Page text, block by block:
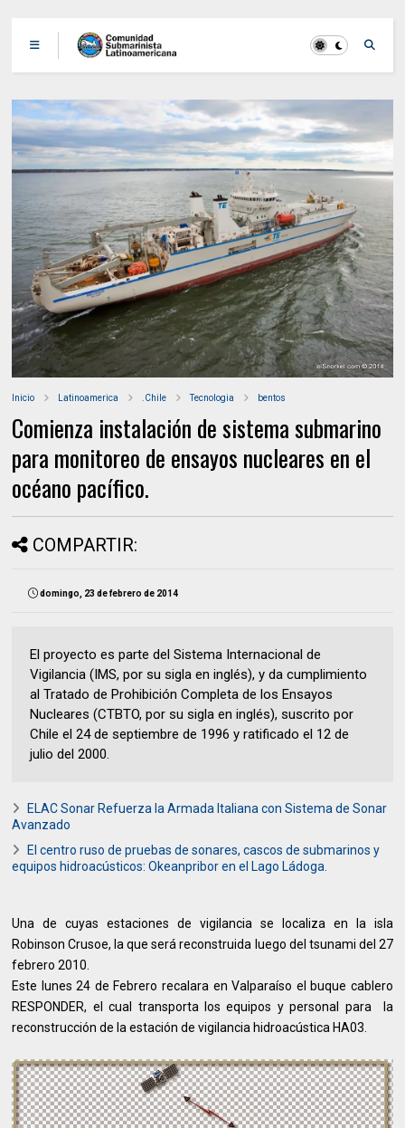
Inicio Latinoamerica .Chile Tecnologia bentos
Comienza instalación de sistema submarino
para monitoreo de ensayos nucleares en el
océano pacífico.
COMPARTIR:
domingo, 23 de febrero de 2014
El proyecto es parte del Sistema Internacional de
Vigilancia (IMS, por su sigla en inglés), y da cumplimiento
al Tratado de Prohibición Completa de los Ensayos
Nucleares (CTBTO, por su sigla en inglés), suscrito por
Chile el 24 de septiembre de 1996 y ratificado el 12 de
julio del 2000.
ELAC Sonar Refuerza la Armada Italiana con Sistema de Sonar
Avanzado
El centro ruso de pruebas de sonares, cascos de submarinos y
equipos hidroacústicos: Okeanpribor en el Lago Ládoga.
Una de cuyas estaciones de vigilancia se localiza en la isla
Robinson Crusoe, la que será reconstruida luego del tsunami del 27
febrero 2010.
Este lunes 24 de Febrero recalara en Valparaíso el buque cablero
RESPONDER, el cual transporta los equipos y personal para la
reconstrucción de la estación de vigilancia hidroacústica HA03.